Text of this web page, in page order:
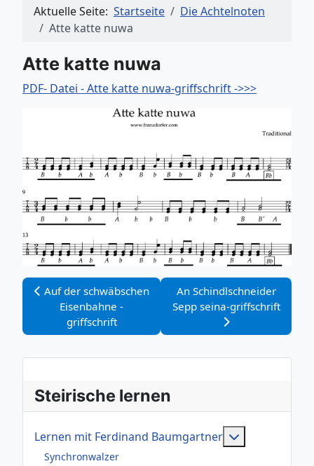
Aktuelle Seite: Startseite
Die Achtelnoten
Atte katte nuwa
Atte katte nuwa
PDF- Datei - Atte katte nuwa-griffschrift ->>>
Vorheriger Beitrag: Auf der schwäbschen Eisenbahne -
Auf der schwäbschen
Eisenbahne -
griffschrift
Nächster Beitrag: An
An Schindlschneider
Sepp seina-griffschrift
Steirische lernen
Lernen mit Ferdinand Baumgartner
Synchronwalzer